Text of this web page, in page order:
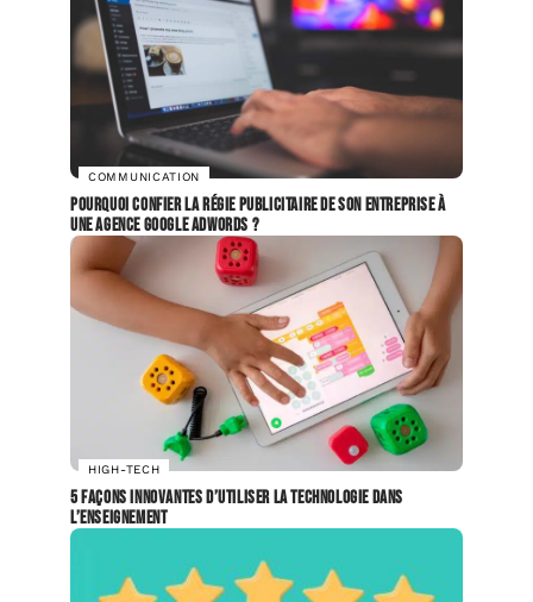
COMMUNICATION
Pourquoi confier la régie publicitaire de son entreprise à
une agence Google Adwords ?
HIGH-TECH
5 façons innovantes d’utiliser la technologie dans
l’enseignement